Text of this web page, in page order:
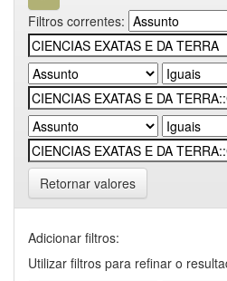
Filtros correntes:
Retornar valores
Adicionar filtros:
Utilizar filtros para refinar o